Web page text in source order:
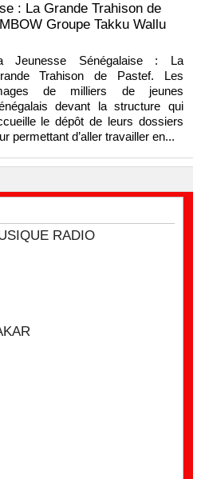
: La Grande Trahison de
Groupe Takku Wallu
Jeunesse Sénégalaise : La
Trahison de Pastef. Les
de milliers de jeunes
devant la structure qui
le dépôt de leurs dossiers
permettant d’aller travailler en...
RADIO